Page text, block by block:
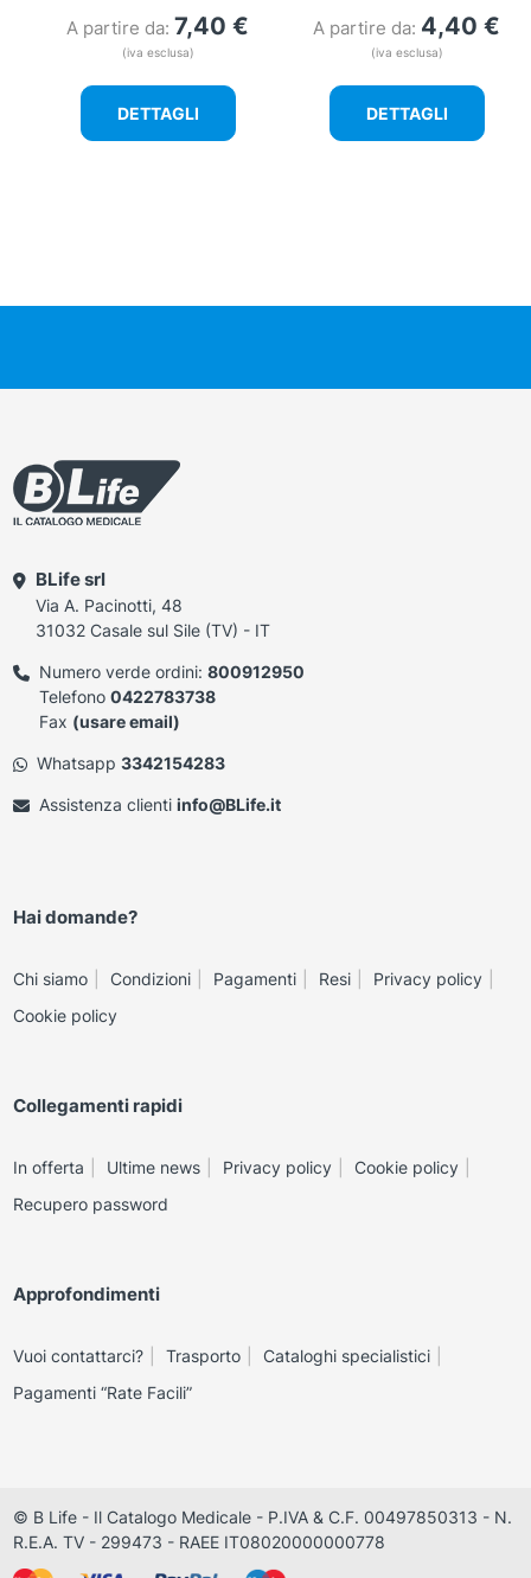
A partire da: 7,40 €
(iva esclusa)
DETTAGLI
A partire da: 4,40 €
(iva esclusa)
DETTAGLI
BLife srl
Via A. Pacinotti, 48
31032 Casale sul Sile (TV) - IT
Numero verde ordini: 800912950
Telefono 0422783738
Fax (usare email)
Whatsapp 3342154283
Assistenza clienti info@BLife.it
Hai domande?
Chi siamo Condizioni Pagamenti Resi
Privacy policy
Cookie policy
Collegamenti rapidi
In offerta Ultime news Privacy policy
Cookie policy
Recupero password
Approfondimenti
Vuoi contattarci? Trasporto
Cataloghi specialistici
Pagamenti “Rate Facili”
© B Life - Il Catalogo Medicale - P.IVA & C.F. 00497850313 - N.
R.E.A. TV - 299473 - RAEE IT08020000000778